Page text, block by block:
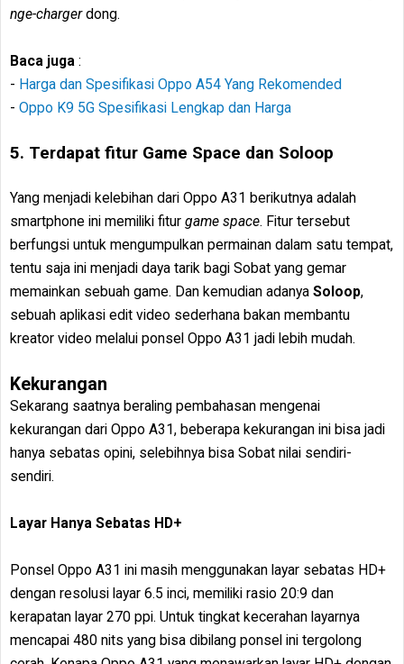
nge-chargerdong.
Baca juga :
- Harga dan Spesifikasi Oppo A54 Yang Rekomended
- Oppo K9 5G Spesifikasi Lengkap dan Harga
5. Terdapat fitur Game Space dan Soloop
Yang menjadi kelebihan dari Oppo A31 berikutnya adalah
smartphone ini memiliki fitur game space. Fitur tersebut
berfungsi untuk mengumpulkan permainan dalam satu tempat,
tentu saja ini menjadi daya tarik bagi Sobat yang gemar
memainkan sebuah game. Dan kemudian adanya Soloop,
sebuah aplikasi edit video sederhana bakan membantu
kreator video melalui ponsel Oppo A31 jadi lebih mudah.
Kekurangan
Sekarang saatnya beraling pembahasan mengenai
kekurangan dari Oppo A31, beberapa kekurangan ini bisa jadi
hanya sebatas opini, selebihnya bisa Sobat nilai sendiri-
sendiri.
Layar Hanya Sebatas HD+
Ponsel Oppo A31 ini masih menggunakan layar sebatas HD+
dengan resolusi layar 6.5 inci, memiliki rasio 20:9 dan
kerapatan layar 270 ppi. Untuk tingkat kecerahan layarnya
mencapai 480 nits yang bisa dibilang ponsel ini tergolong